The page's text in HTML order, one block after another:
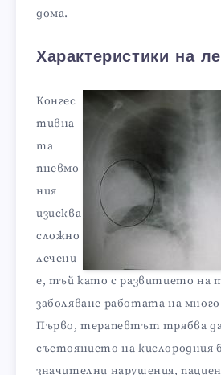
дома.
Характеристики на
Конгес
тивна
та
пневмо
ния
изисква
сложно
лечени
е, тъй като с развитието на
заболяване работата на много
Първо, терапевтът трябва
състоянието на кислородния
значителни нарушения,